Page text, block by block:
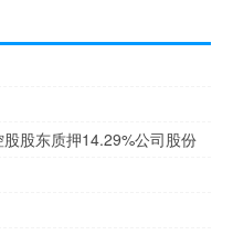
股东质押14.29%公司股份